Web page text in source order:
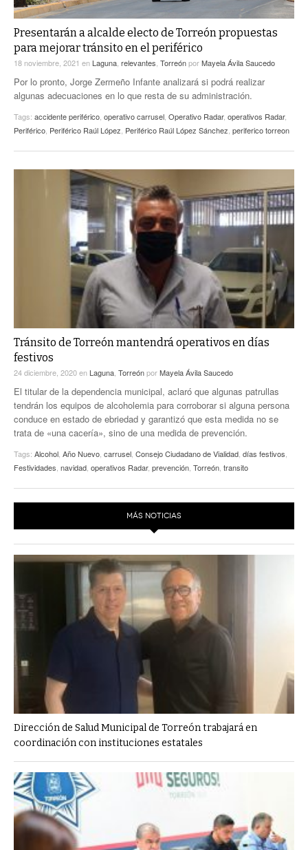
A MEDIA MAÑANA
A TODA LEY
ACTUALIDADES GREM
PULSO
Presentarán a alcalde electo de Torreón propuestas
para mejorar tránsito en el periférico
18 noviembre, 2021 en Laguna, relevantes, TorreónporMayela Ávila Saucedo
Por lo pronto, Jorge Zermeño Infante analizará si podrá realizar
algunas adecuaciones en lo que resta de su administración.
Tags: accidente periférico, operativo carrusel, Operativo Radar, operativos Radar,
Periférico, Periférico Raúl López, Periférico Raúl López Sánchez, periferico torreon
Tránsito de Torreón mantendrá operativos en días
festivos
24 diciembre, 2020en Laguna TorreónporMayela Ávila Saucedo
El titular de la dependencia municipal, aclaró que algunas patrullas
tendrán los equipos de alcoholemia para corroborar si alguna persona
conduce en estado de ebriedad y garantizó que esta medida no se
trata de «una cacería», sino de una medida de prevención.
Tags: Alcohol Año Nuevo carrusel Consejo Ciudadano de Vialidad días festivos
Festividades navidad operativos Radar, prevención Torreón transito
MÁS NOTICIAS
Dirección de Salud Municipal de Torreón trabajará en
coordinación con instituciones estatales